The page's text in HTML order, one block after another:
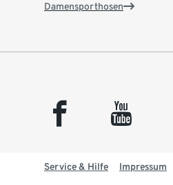
Damensporthosen
facebook youtube
Service & Hilfe Impressum